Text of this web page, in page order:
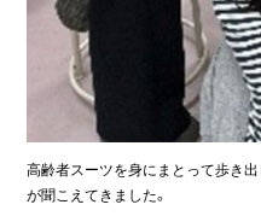
高齢者スーツを身にまとって歩き
が聞こえてきました。